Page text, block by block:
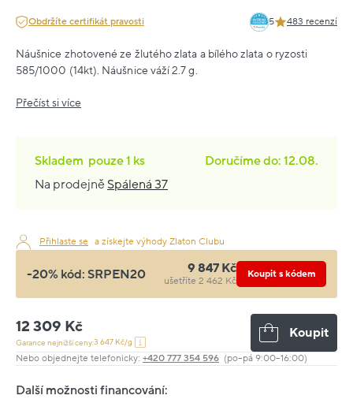
Obdržíte certifikát pravosti 5 483 recenzí
Náušnice zhotovené ze žlutého zlata a bílého zlata o ryzosti
585/1000 (14kt). Náušnice váží 2.7 g.
Přečíst si více
Skladem pouze1 ks
Doručíme do: 12.08.
Na prodejně Spálená 37
Přihlaste se a získejte výhody Zlaton Clubu
-20% kód: SRPEN20 9 847 Kč
ušetříte 2 462 Kč
Koupit s kódem
12 309 Kč
Garance nejnižší ceny:3 647 Kč/g
Koupit
Nebo objednejte telefonicky: +420 777 354 596 (po–pá 9:00–16:00)
Další možnosti financování: